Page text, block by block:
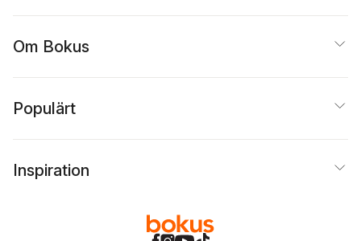
Om Bokus
Populärt
Inspiration